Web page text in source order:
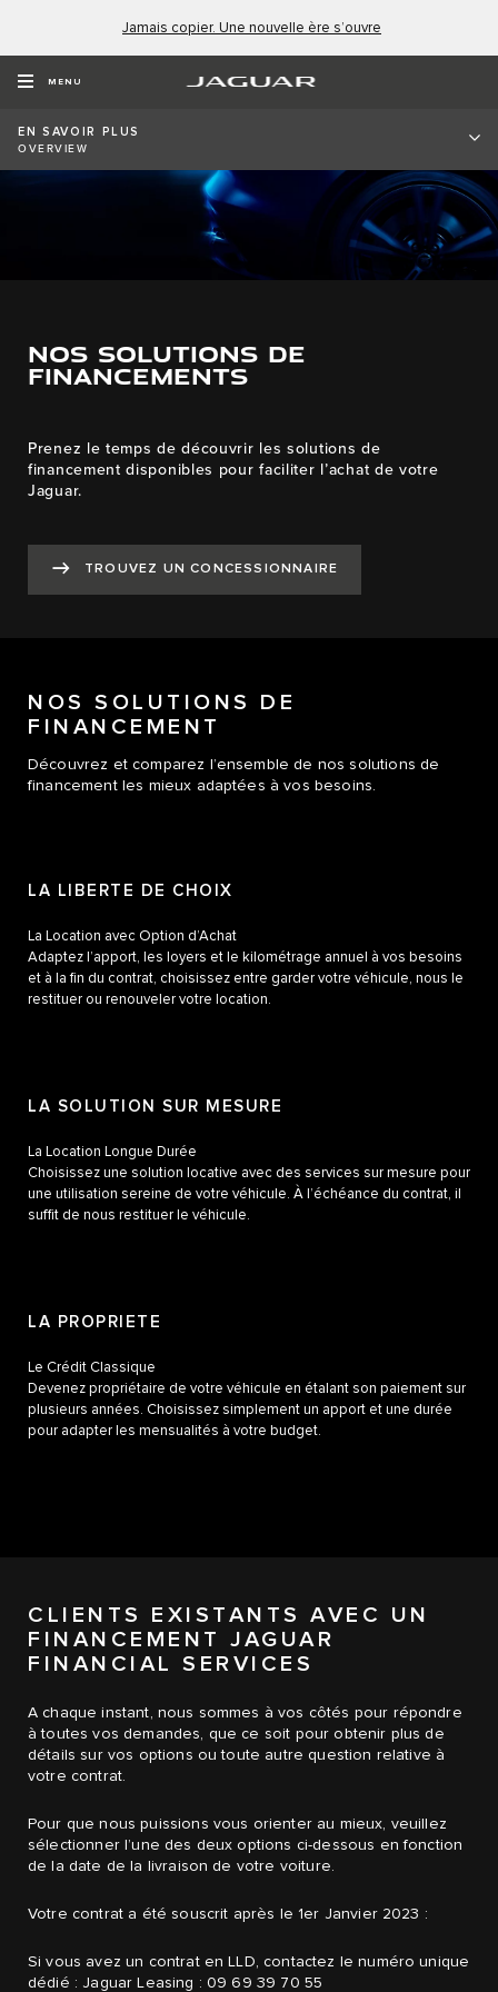
Jamais copier. Une nouvelle ère s’ouvre
MENU
EN SAVOIR PLUS
OVERVIEW
NOS SOLUTIONS DE
FINANCEMENTS
Prenez le temps de découvrir les solutions de
financement disponibles pour faciliter l’achat de votre
Jaguar.
TROUVEZ UN CONCESSIONNAIRE
NOS SOLUTIONS DE
FINANCEMENT
Découvrez et comparez l’ensemble de nos solutions de
financement les mieux adaptées à vos besoins.
LA LIBERTE DE CHOIX
La Location avec Option d’Achat
Adaptez l’apport, les loyers et le kilométrage annuel à vos besoins
et à la fin du contrat, choisissez entre garder votre véhicule, nous le
restituer ou renouveler votre location.
LA SOLUTION SUR MESURE
La Location Longue Durée
Choisissez une solution locative avec des services sur mesure pour
une utilisation sereine de votre véhicule. À l’échéance du contrat, il
suffit de nous restituer le véhicule.
LA PROPRIETE
Le Crédit Classique
Devenez propriétaire de votre véhicule en étalant son paiement sur
plusieurs années. Choisissez simplement un apport et une durée
pour adapter les mensualités à votre budget.
CLIENTS EXISTANTS AVEC UN
FINANCEMENT JAGUAR
FINANCIAL SERVICES
A chaque instant, nous sommes à vos côtés pour répondre
à toutes vos demandes, que ce soit pour obtenir plus de
détails sur vos options ou toute autre question relative à
votre contrat.
Pour que nous puissions vous orienter au mieux, veuillez
sélectionner l’une des deux options ci-dessous en fonction
de la date de la livraison de votre voiture.
Votre contrat a été souscrit après le 1er Janvier 2023 :
Si vous avez un contrat en LLD, contactez le numéro unique
dédié : Jaguar Leasing : 09 69 39 70 55